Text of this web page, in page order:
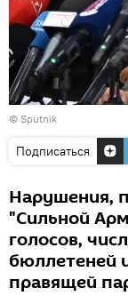
© Sputnik
Подписаться
Нарушения,
"Сильной
голосов,
бюллетеней
правящей